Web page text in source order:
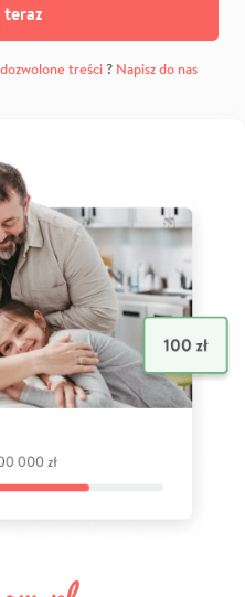
teraz
treści? Napisz do nas